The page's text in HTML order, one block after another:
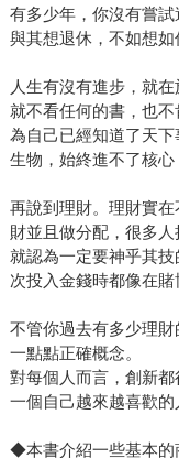
的自己，一個享受活
能夠鼓勵大家好好生
有多少年，你沒有嘗
與其想退休，不如想如
人生有沒有進步，就
就不看任何的書，也
為自己已經知道了天
生物，始終進不了核心
再說到理財。理財實
財並且做分配，很多
就認為一定要神乎其
次投入金錢時都像在賭
不管你過去有多少理
一點點正確概念。
對每個人而言，創新
一個自己越來越喜歡的
◆本書介紹一些基本的